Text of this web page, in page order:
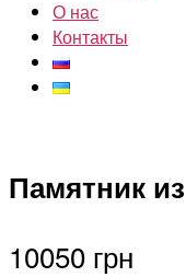
О нас
Контакты
Памятник
10050 грн